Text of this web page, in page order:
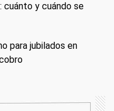
cuánto y cuándo se
para jubilados en